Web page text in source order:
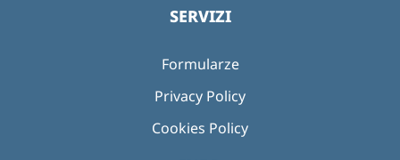
SERVIZI
Formularze
Privacy Policy
Cookies Policy